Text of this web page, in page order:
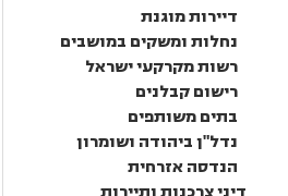
דיירות מוגנת
נחלות ומשקים במושבים
רשות מקרקעי ישראל
רישום קבלנים
בתים משותפים
נדל"ן ביהודה ושומרון
הנדסה אזרחית